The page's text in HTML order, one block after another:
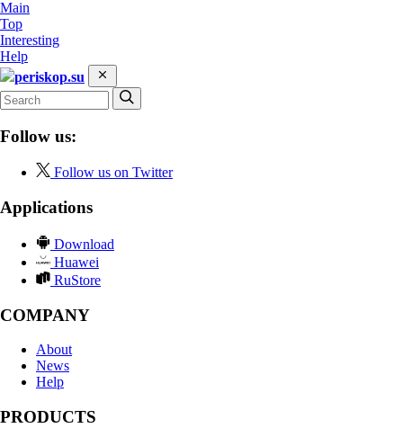
Main
Top
Interesting
Help
periskop.su
Follow us:
Follow us on Twitter
Applications
Download
Huawei
RuStore
COMPANY
About
News
Help
PRODUCTS